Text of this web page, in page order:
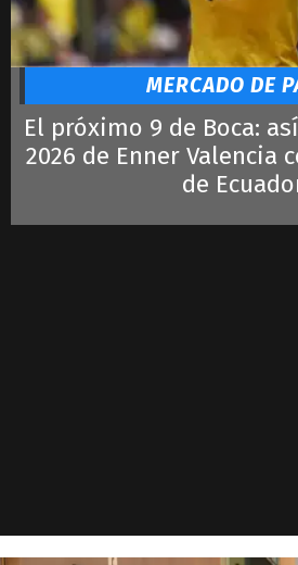
MERCADO DE
El próximo 9 de Boca:
2026 de Enner Valencia
de